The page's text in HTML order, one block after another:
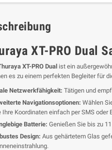
XT-PRO Dual
XT-PRO Dual ist ein
es zu einem perfekten Begleiter für
Netzwerkfähigkeit: Tätigen und
Navigationsoptionen: Wählen
Ihre Koordinaten einfach per SMS
Batterie: Genießen Sie bis zu
Design: Aus gehärtetem Glas